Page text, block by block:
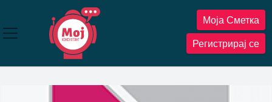
содржината
Моја Сметка
Регистрирај се